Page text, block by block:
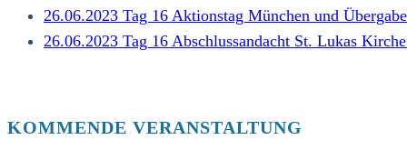
26.06.2023 Tag 16 Aktionstag München und
26.06.2023 Tag 16 Abschlussandacht St. Lukas
KOMMENDE VERANSTALTUNG